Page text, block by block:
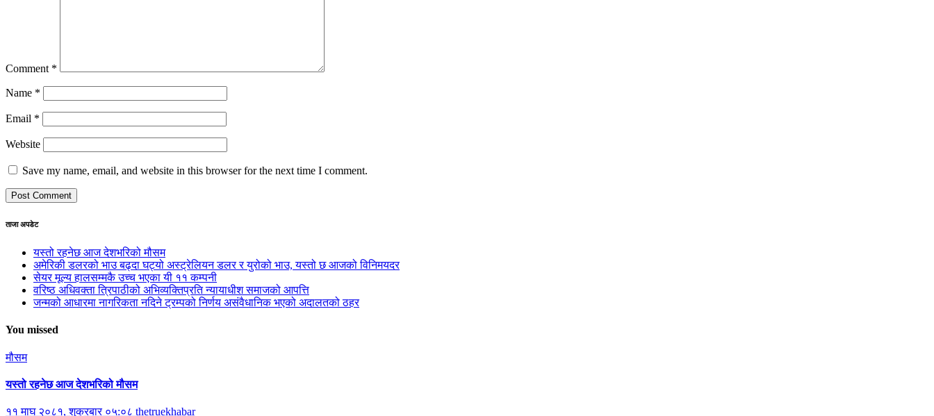
Comment *
Name *
Email *
Website
Save my name, email, and website in this browser for the next time I comment.
ताजा अपडेट
यस्तो रहनेछ आज देशभरिको मौसम
अमेरिकी डलरको भाउ बढ्दा घट्यो अस्ट्रेलियन डलर र युरोको भाउ, यस्तो छ आजको विनिमयदर
सेयर मूल्य हालसम्मकै उच्च भएका यी ११ कम्पनी
वरिष्ठ अधिवक्ता त्रिपाठीको अभिव्यक्तिप्रति न्यायाधीश समाजको आपत्ति
जन्मको आधारमा नागरिकता नदिने ट्रम्पको निर्णय असंवैधानिक भएको अदालतको ठहर
You missed
मौसम
यस्तो रहनेछ आज देशभरिको मौसम
११ माघ २०८१, शुक्रबार ०५:०८ thetruekhabar